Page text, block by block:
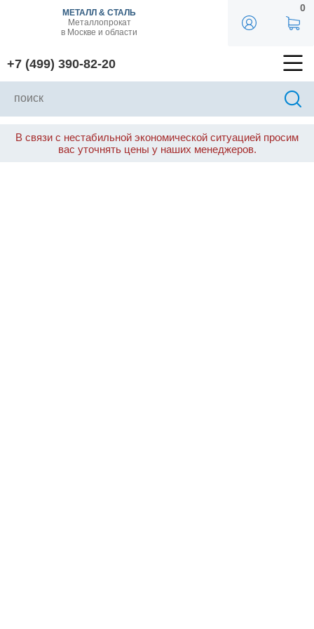
МЕТАЛЛ & СТАЛЬ
Металлопрокат
в Москве и области
+7 (499) 390-82-20
0
В связи с нестабильной экономической ситуацией просим
вас уточнять цены у наших менеджеров.